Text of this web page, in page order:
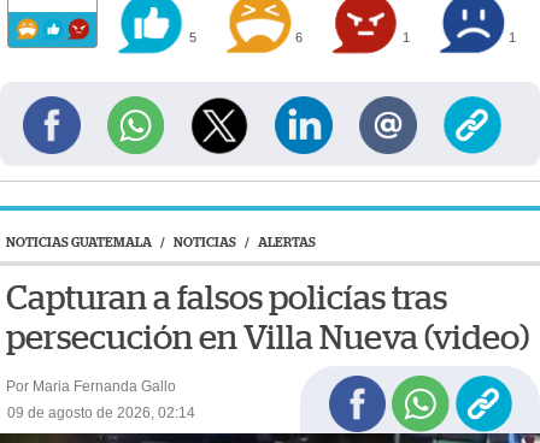
5 6 1 1
NOTICIAS GUATEMALA / NOTICIAS / ALERTAS
Capturan a falsos policías tras
persecución en Villa Nueva (video)
Por Maria Fernanda Gallo
09 de agosto de 2026, 02:14